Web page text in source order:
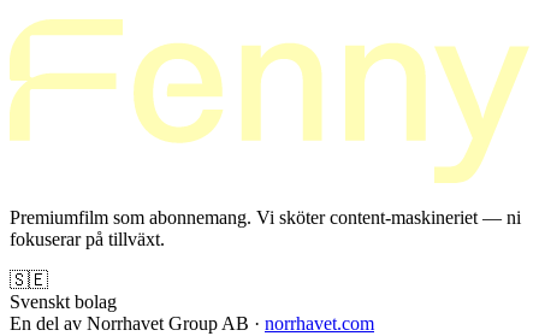
Premiumfilm som abonnemang. Vi sköter content-maskineriet — ni
fokuserar på tillväxt.
🇸🇪
Svenskt bolag
En del av Norrhavet Group AB · norrhavet.com